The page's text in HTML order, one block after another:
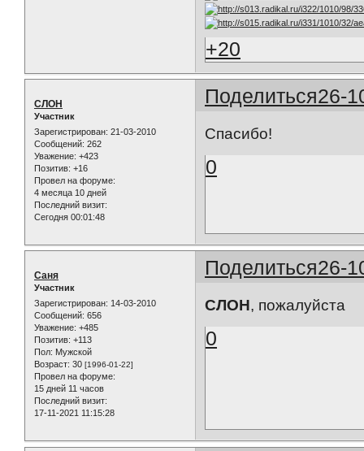
+20
Поделиться26-
СЛОН
Участник
Зарегистрирован: 21-03-2010
Сообщений: 262
Уважение: +423
Позитив: +16
Провел на форуме:
4 месяца 10 дней
Последний визит:
Сегодня 00:01:48
Спасибо!
0
Поделиться26-
Саня
Участник
Зарегистрирован: 14-03-2010
Сообщений: 656
Уважение: +485
Позитив: +113
Пол: Мужской
Возраст: 30 [1996-01-22]
Провел на форуме:
15 дней 11 часов
Последний визит:
17-11-2021 11:15:28
СЛОН, пожалуйста
0